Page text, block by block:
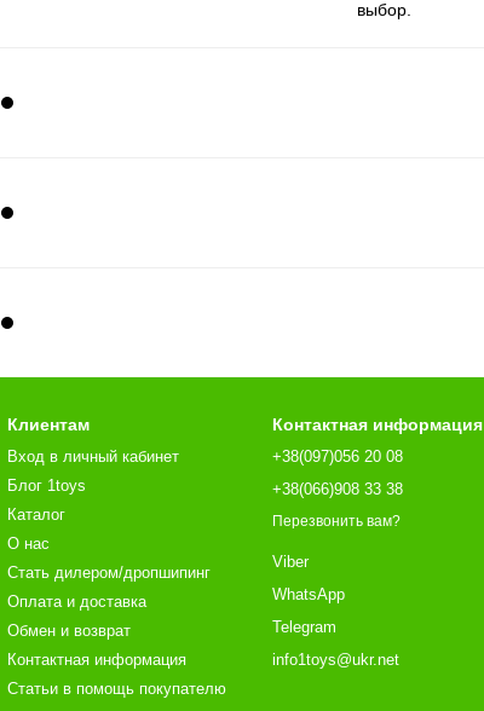
выбор.
Клиентам
Вход в личный кабинет
Блог 1toys
Каталог
О нас
Стать дилером/дропшипинг
Оплата и доставка
Обмен и возврат
Контактная информация
Статьи в помощь покупателю
Контактная информация
+38(097)056 20 08
+38(066)908 33 38
Перезвонить вам?
Viber
WhatsApp
Telegram
info1toys@ukr.net